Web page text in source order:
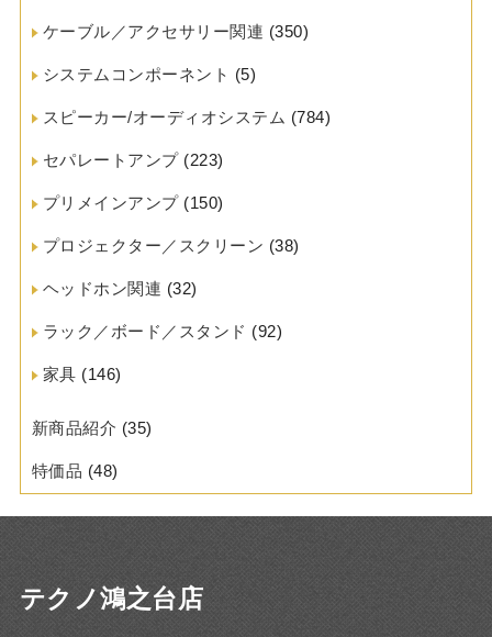
ケーブル／アクセサリー関連 (350)
システムコンポーネント (5)
スピーカー/オーディオシステム (784)
セパレートアンプ(223)
プリメインアンプ(150)
プロジェクター／スクリーン (38)
ヘッドホン関連 (32)
ラック／ボード／スタンド (92)
家具 (146)
新商品紹介 (35)
特価品 (48)
テクノ鴻之台店